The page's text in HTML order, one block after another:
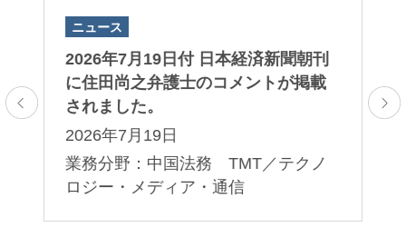
ニュース
2026年7月19日付 日本経済新聞朝刊
に住田尚之弁護士のコメントが掲載
されました。
2026年7月19日
業務分野：中国法務 TMT／テクノ
ロジー・メディア・通信
田
ま